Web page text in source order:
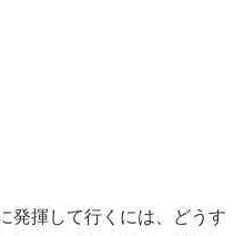
発揮して行くには、どうす